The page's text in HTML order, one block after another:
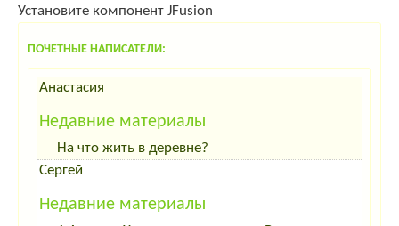
Установите компонент JFusion
ПОЧЕТНЫЕ НАПИСАТЕЛИ:
Анастасия
Недавние материалы
На что жить в деревне?
Сергей
Недавние материалы